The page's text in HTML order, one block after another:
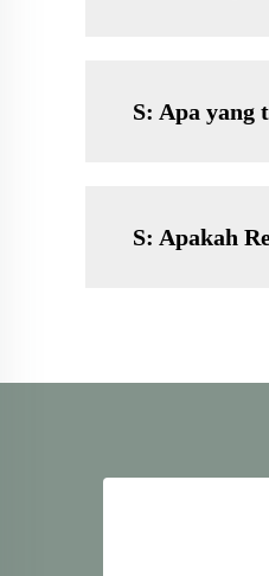
S: Apa yang
S: Apakah